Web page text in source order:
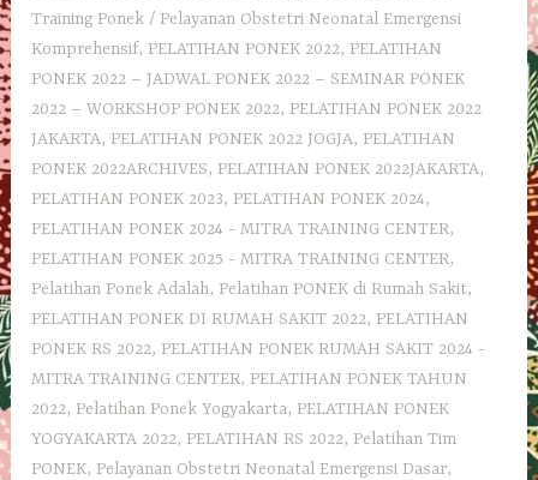
Training Ponek / Pelayanan Obstetri Neonatal Emergensi
Komprehensif, PELATIHAN PONEK 2022, PELATIHAN
PONEK 2022 – JADWAL PONEK 2022 – SEMINAR PONEK
2022 – WORKSHOP PONEK 2022, PELATIHAN PONEK 2022
JAKARTA, PELATIHAN PONEK 2022 JOGJA, PELATIHAN
PONEK 2022ARCHIVES, PELATIHAN PONEK 2022JAKARTA,
PELATIHAN PONEK 2023, PELATIHAN PONEK 2024,
PELATIHAN PONEK 2024 - MITRA TRAINING CENTER,
PELATIHAN PONEK 2025 - MITRA TRAINING CENTER,
Pelatihan Ponek Adalah, Pelatihan PONEK di Rumah Sakit,
PELATIHAN PONEK DI RUMAH SAKIT 2022, PELATIHAN
PONEK RS 2022, PELATIHAN PONEK RUMAH SAKIT 2024 -
MITRA TRAINING CENTER, PELATIHAN PONEK TAHUN
2022, Pelatihan Ponek Yogyakarta, PELATIHAN PONEK
YOGYAKARTA 2022, PELATIHAN RS 2022, Pelatihan Tim
PONEK, Pelayanan Obstetri Neonatal Emergensi Dasar,